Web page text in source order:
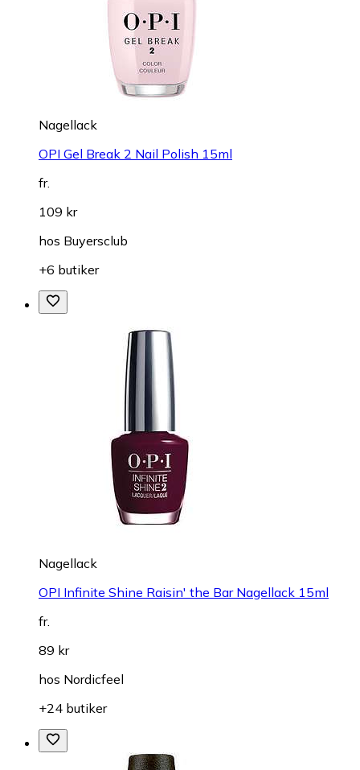
Nagellack
OPI Gel Break 2 Nail Polish 15ml
fr.
109 kr
hos Buyersclub
+6 butiker
Nagellack
OPI Infinite Shine Raisin' the Bar Nagellack 15ml
fr.
89 kr
hos Nordicfeel
+24 butiker